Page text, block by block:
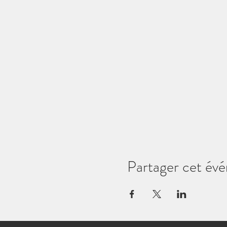
Partager cet